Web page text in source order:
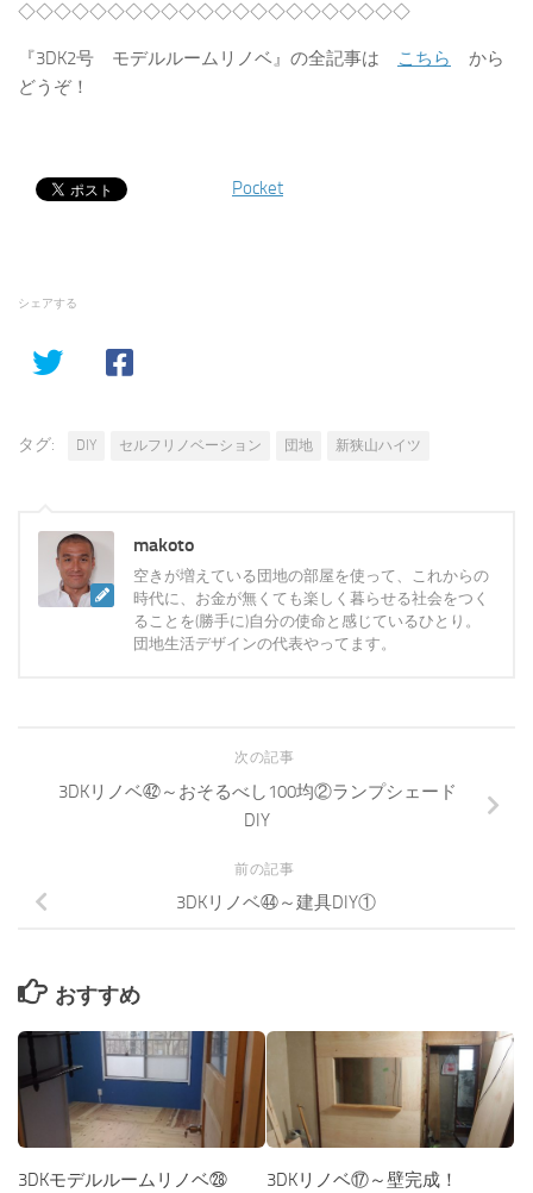
◇◇◇◇◇◇◇◇◇◇◇◇◇◇◇◇◇◇◇◇◇◇
『3DK2号 モデルルームリノベ』の全記事は こちら
から
どうぞ！
Pocket
シェアする
タグ: DIY セルフリノベーション 団地 新狭山ハイツ
makoto
空きが増えている団地の部屋を使って、これからの
時代に、お金が無くても楽しく暮らせる社会をつく
ることを(勝手に)自分の使命と感じているひとり。
団地生活デザインの代表やってます。
次の記事
3DKリノベ㊷～おそるべし100均②ランプシェード
DIY
前の記事
3DKリノベ㊹～建具DIY①
おすすめ
3DKモデルルームリノベ㉘
3DKリノベ⑰～壁完成！